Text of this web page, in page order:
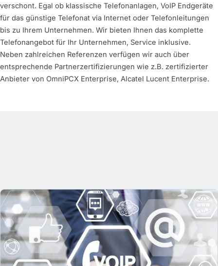
verschont. Egal ob klassische Telefonanlagen, VoIP Endgeräte
für das günstige Telefonat via Internet oder Telefonleitungen
bis zu Ihrem Unternehmen. Wir bieten Ihnen das komplette
Telefonangebot für Ihr Unternehmen, Service inklusive.
Neben zahlreichen Referenzen verfügen wir auch über
entsprechende Partnerzertifizierungen wie z.B. zertifizierter
Anbieter von OmniPCX Enterprise, Alcatel Lucent Enterprise.